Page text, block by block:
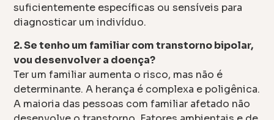
suficientemente específicas ou sensíveis para
diagnosticar um indivíduo.
2. Se tenho um familiar com transtorno bipolar,
vou desenvolver a doença?
Ter um familiar aumenta o risco, mas não é
determinante. A herança é complexa e poligênica.
A maioria das pessoas com familiar afetado não